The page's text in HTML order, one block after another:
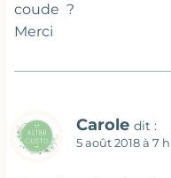
coude ?
Merci
Carole dit :
5 août 2018 à 7